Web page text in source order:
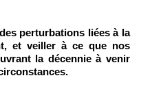
perturbations liées à la
et veiller à ce que nos
la décennie à venir